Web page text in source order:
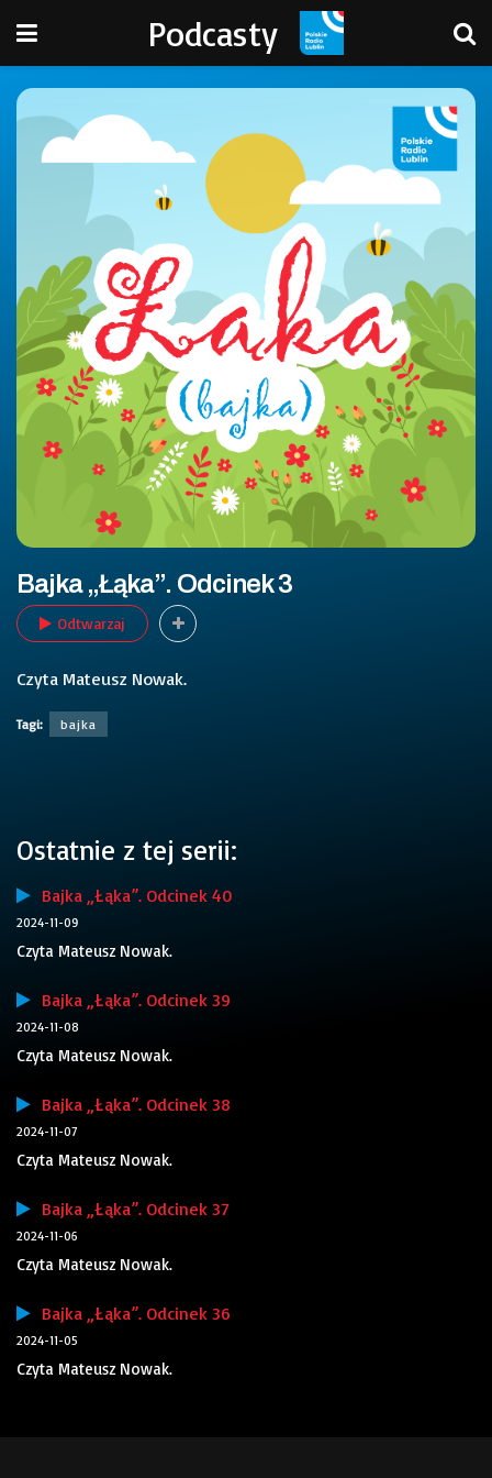
Podcasty
Bajka „Łąka”. Odcinek 3
Odtwarzaj
Czyta Mateusz Nowak.
Tagi: bajka
Ostatnie z tej serii:
Bajka „Łąka”. Odcinek 40
2024-11-09
Czyta Mateusz Nowak.
Bajka „Łąka”. Odcinek 39
2024-11-08
Czyta Mateusz Nowak.
Bajka „Łąka”. Odcinek 38
2024-11-07
Czyta Mateusz Nowak.
Bajka „Łąka”. Odcinek 37
2024-11-06
Czyta Mateusz Nowak.
Bajka „Łąka”. Odcinek 36
2024-11-05
Czyta Mateusz Nowak.